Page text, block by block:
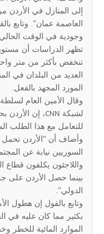
إلى المنازل في الأردن
العاصمة عمان". وتابع
وجودية في الوقت
تظهر الدراسات أن
تنخفض بأكثر من متر
العديد من البلدان في
المورد المجهد بالفعل.
وقال الأمين العام لسلطة
لشبكة CNN، إن الأردن
للتعامل مع هذا الطلب
وأضاف أن "الأردن تحمل
السوريين نيابة عن
بينما حصل الأردن على
الدولي".
بكثير مما كان عليه في
الموارد المائية